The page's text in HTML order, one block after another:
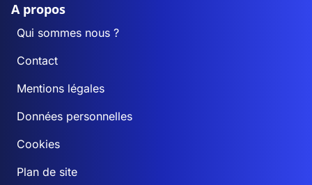
A propos
Qui sommes nous ?
Contact
Mentions légales
Données personnelles
Cookies
Plan de site